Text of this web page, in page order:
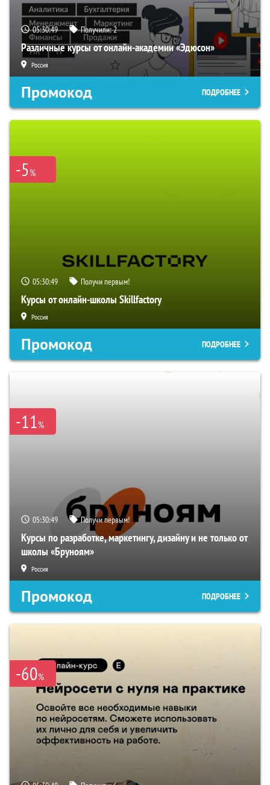
05:30:48 Получили:2
Различные курсы от онлайн-академии «Эдюсон»
Россия
Промокод ПОДРОБНЕЕ
-5%
05:30:48 Получи первым!
Курсы от онлайн-школы Skillfactory
Россия
Промокод ПОДРОБНЕЕ
-11%
05:30:48 Получи первым!
Курсы по разработке, маркетингу, дизайну и не только от
школы «Бруноям»
Россия
Промокод ПОДРОБНЕЕ
-60%